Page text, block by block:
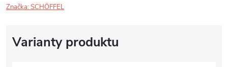
Značka:SCHÖFFEL